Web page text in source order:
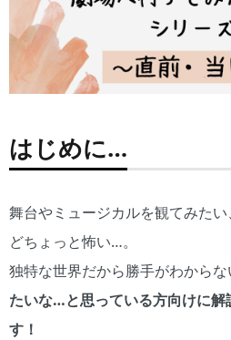
はじめに…
舞台やミュージカルを観てみた
どちょっと怖い…。
独特な世界だから勝手がわからな
たいな…と思っている方向けに解
す！